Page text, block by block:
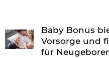
Baby Bonus
Vorsorge und
für